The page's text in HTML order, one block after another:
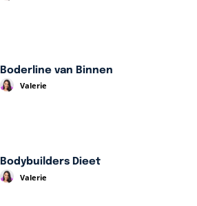
Boderline van Binnen
Valerie
Bodybuilders Dieet
Valerie